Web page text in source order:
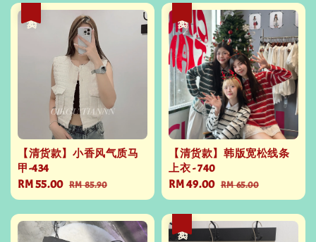
【清货款】小香风气质马
甲-434
Sale
price
RM 55.00 Regular
price
RM 85.90
【清货款】韩版宽松线条
上衣 - 740
Sale
price
RM 49.00 Regular
price
RM 65.00